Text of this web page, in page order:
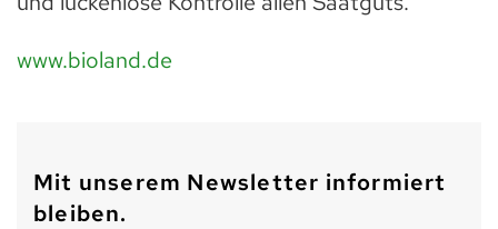
www.bioland.de
Mit unserem Newsletter informiert
bleiben.